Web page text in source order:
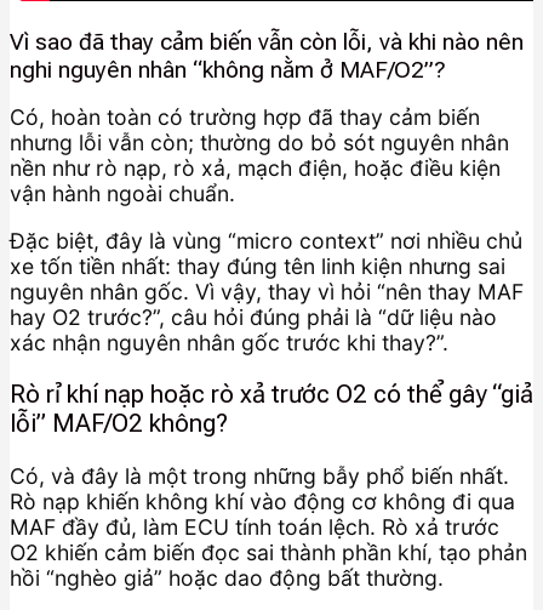
Vì sao đã thay cảm biến vẫn còn lỗi, và khi nào nên
nghi nguyên nhân “không nằm ở MAF/O2”?
Có, hoàn toàn có trường hợp đã thay cảm biến
nhưng lỗi vẫn còn; thường do bỏ sót nguyên nhân
nền như rò nạp, rò xả, mạch điện, hoặc điều kiện
vận hành ngoài chuẩn.
Đặc biệt, đây là vùng “micro context” nơi nhiều chủ
xe tốn tiền nhất: thay đúng tên linh kiện nhưng sai
nguyên nhân gốc. Vì vậy, thay vì hỏi “nên thay MAF
hay O2 trước?”, câu hỏi đúng phải là “dữ liệu nào
xác nhận nguyên nhân gốc trước khi thay?”.
Rò rỉ khí nạp hoặc rò xả trước O2 có thể gây “giả
lỗi” MAF/O2 không?
Có, và đây là một trong những bẫy phổ biến nhất.
Rò nạp khiến không khí vào động cơ không đi qua
MAF đầy đủ, làm ECU tính toán lệch. Rò xả trước
O2 khiến cảm biến đọc sai thành phần khí, tạo phản
hồi “nghèo giả” hoặc dao động bất thường.